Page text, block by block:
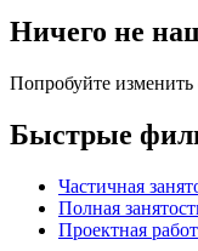
Ничего не
Попробуйте
Быстрые
Частичная
Полная
Проектная